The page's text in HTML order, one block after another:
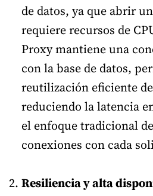
de datos, ya que abrir
requiere recursos de
Proxy mantiene una
con la base de datos,
reutilización eficiente
reduciendo la latencia
el enfoque tradicional
conexiones con cada
Resiliencia y alta